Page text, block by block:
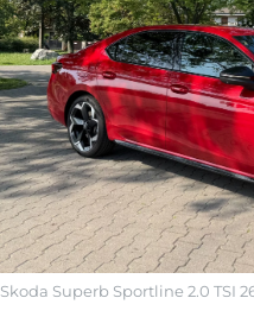
Skoda Superb Sportline 2.0 TSI